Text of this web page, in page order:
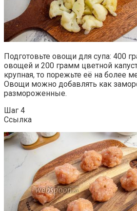
Подготовьте овощи для супа: 400
овощей и 200 грамм цветной
крупная, то порежьте её на более
Овощи можно добавлять как
размороженные.
Шаг 4
Ссылка